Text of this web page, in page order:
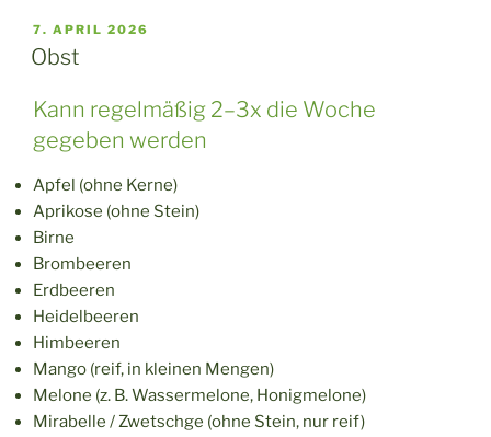
VERÖFFENTLICHT
AM
7. APRIL 2026
Obst
Kann regelmäßig 2–3x die Woche
gegeben werden
Apfel (ohne Kerne)
Aprikose (ohne Stein)
Birne
Brombeeren
Erdbeeren
Heidelbeeren
Himbeeren
Mango (reif, in kleinen Mengen)
Melone (z. B. Wassermelone, Honigmelone)
Mirabelle / Zwetschge (ohne Stein, nur reif)